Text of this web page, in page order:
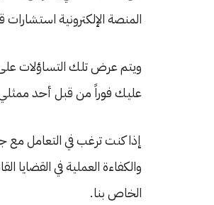
المنصة الإلكترونية
ويتم عرض تلك التساؤلات
عليك فوراً من قبل أحد ممثلي
إذا كنت ترغب في التعامل مع
والكفاءة العملية في القضايا
الخاص بنا.